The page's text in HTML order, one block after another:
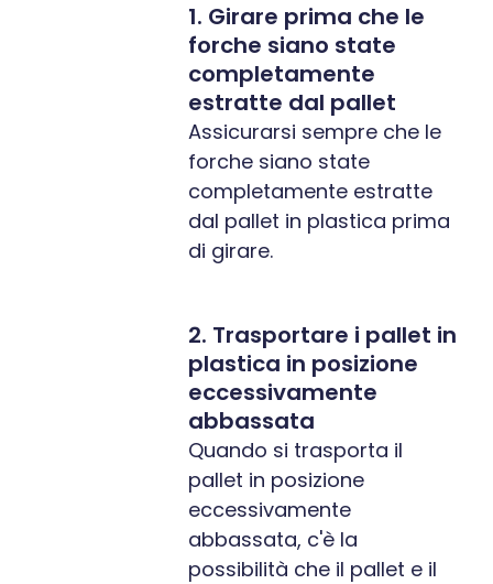
1. Girare prima che le
forche siano state
completamente
estratte dal pallet
Assicurarsi sempre che le
forche siano state
completamente estratte
dal pallet in plastica prima
di girare.
2. Trasportare i pallet in
plastica in posizione
eccessivamente
abbassata
Quando si trasporta il
pallet in posizione
eccessivamente
abbassata, c'è la
possibilità che il pallet e il